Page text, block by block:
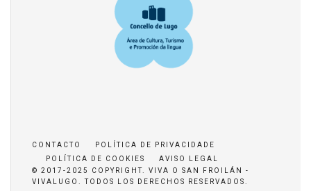
CONTACTO
POLÍTICA DE PRIVACIDADE
POLÍTICA DE COOKIES
AVISO LEGAL
© 2017-2025 COPYRIGHT. VIVA O SAN FROILÁN -
VIVALUGO. TODOS LOS DERECHOS RESERVADOS.